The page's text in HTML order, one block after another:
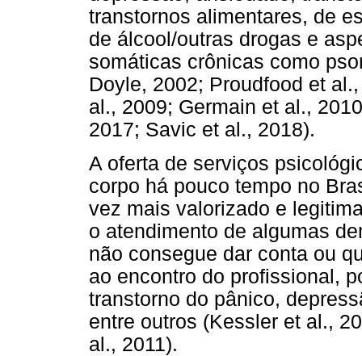
transtornos alimentares, de
de álcool/outras drogas e
somáticas crônicas como
Doyle, 2002; Proudfood et
al., 2009; Germain et al.,
2017; Savic et al., 2018).
A oferta de serviços
corpo há pouco tempo no
vez mais valorizado e
o atendimento de algumas
não consegue dar conta ou
ao encontro do profissional,
transtorno do pânico,
entre outros (Kessler et al.,
al., 2011).